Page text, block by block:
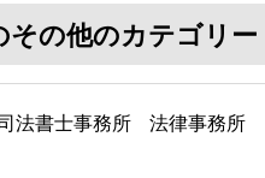
その他のカテゴリー
法書士事務所 法律事務所